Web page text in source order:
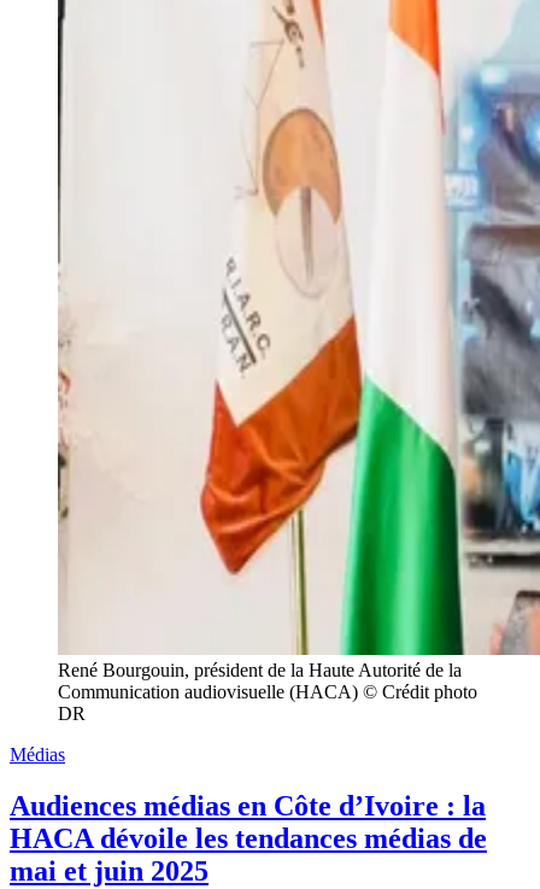
René Bourgouin, président de la Haute Autorité de la
Communication audiovisuelle (HACA) © Crédit photo
DR
Médias
Audiences médias en Côte d’Ivoire : la
HACA dévoile les tendances médias de
mai et juin 2025